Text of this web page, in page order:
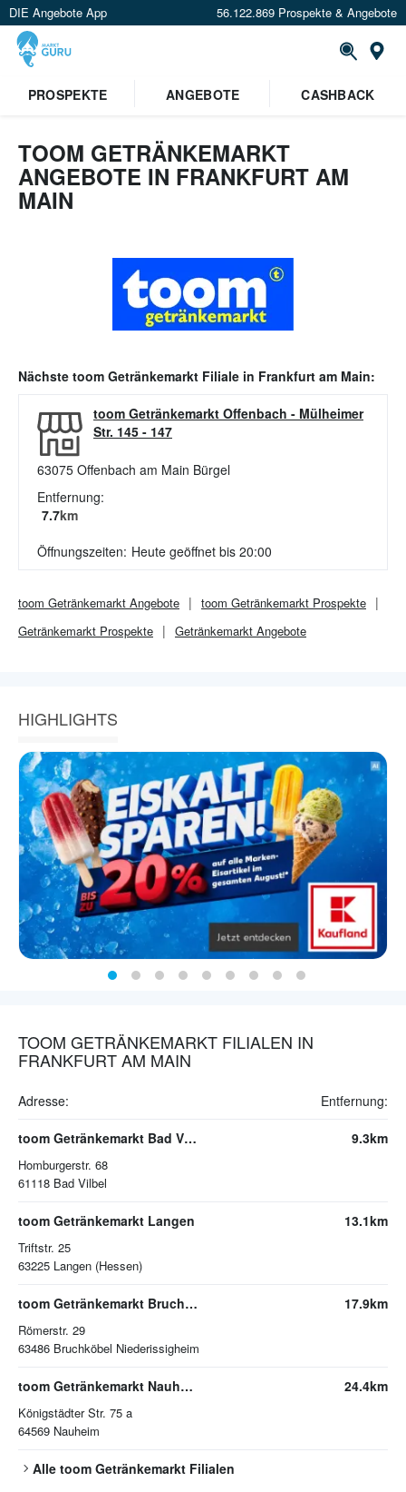
DIE Angebote App 56.122.869 Prospekte & Angebote
PROSPEKTE
ANGEBOTE CASHBACK
TOOM GETRÄNKEMARKT
ANGEBOTE IN FRANKFURT AM
MAIN
Nächste toom Getränkemarkt Filiale in Frankfurt am Main:
toom Getränkemarkt Offenbach - Mülheimer
Str. 145 - 147
63075 Offenbach am Main Bürgel
Entfernung:
7.7km
Öffnungszeiten: Heute geöffnet bis 20:00
toom Getränkemarkt Angebote toom Getränkemarkt Prospekte
Getränkemarkt Prospekte Getränkemarkt Angebote
HIGHLIGHTS
TOOM GETRÄNKEMARKT FILIALEN IN
FRANKFURT AM MAIN
Adresse: Entfernung:
toom Getränkemarkt Bad Vilbel
Homburgerstr. 68
61118 Bad Vilbel
9.3km
toom Getränkemarkt Langen
Triftstr. 25
63225 Langen (Hessen)
13.1km
toom Getränkemarkt Bruchköbel
Römerstr. 29
63486 Bruchköbel Niederissigheim
17.9km
toom Getränkemarkt Nauheim
Königstädter Str. 75 a
64569 Nauheim
24.4km
Alle toom Getränkemarkt Filialen